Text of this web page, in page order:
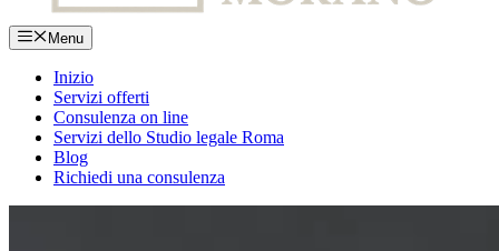
Menu
Inizio
Servizi offerti
Consulenza on line
Servizi dello Studio legale Roma
Blog
Richiedi una consulenza